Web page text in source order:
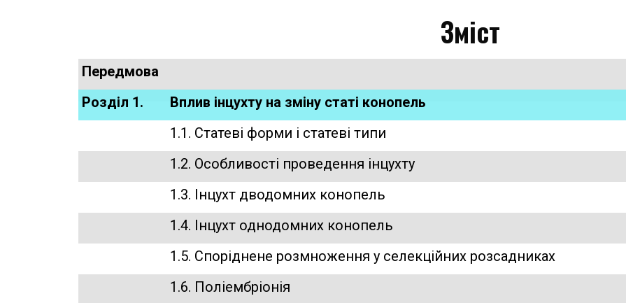
Зміст
Передмова
Розділ 1.
Вплив інцухту на зміну статі конопель
1.1. Статеві форми і статеві типи
1.2. Особливості проведення інцухту
1.3. Інцухт дводомних конопель
1.4. Інцухт однодомних конопель
1.5. Споріднене розмноження у селекційних розсадниках
1.6. Поліембріонія